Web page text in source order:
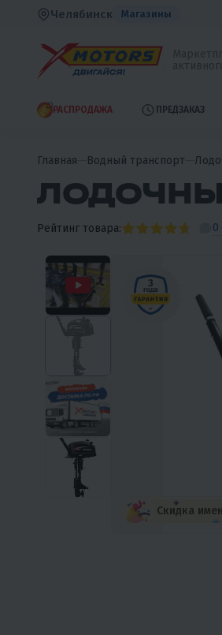
Челябинск Магазины
РАСПРОДАЖА ПРЕДЗАКАЗ
Главная Водный транспорт
Рейтинг товара: 0
Скидка